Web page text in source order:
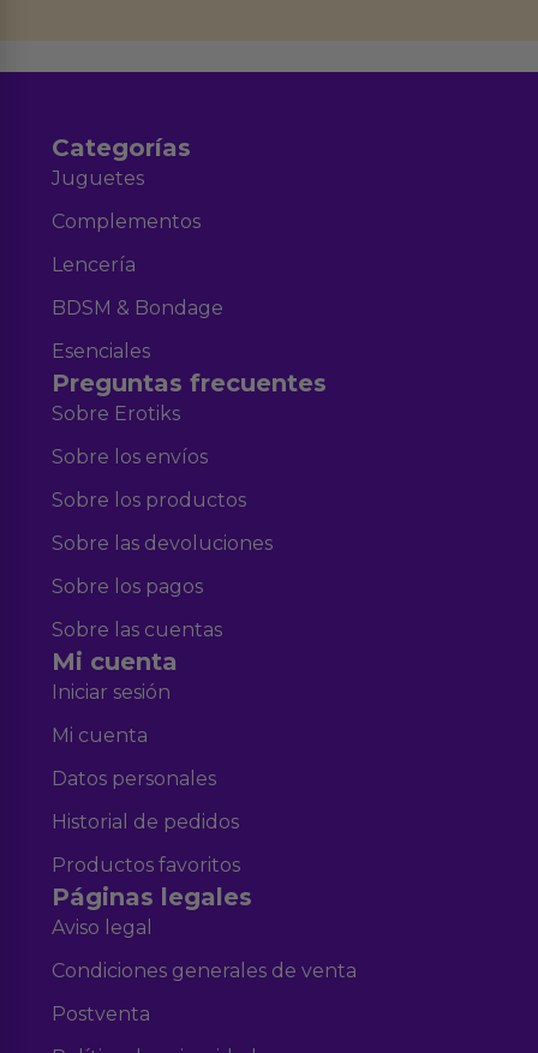
Categorías
Juguetes
Complementos
Lencería
BDSM & Bondage
Esenciales
Preguntas frecuentes
Sobre Erotiks
Sobre los envíos
Sobre los productos
Sobre las devoluciones
Sobre los pagos
Sobre las cuentas
Mi cuenta
Iniciar sesión
Mi cuenta
Datos personales
Historial de pedidos
Productos favoritos
Páginas legales
Aviso legal
Condiciones generales de venta
Postventa